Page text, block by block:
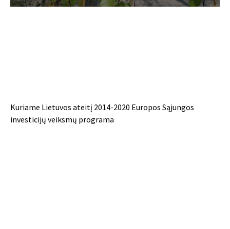
Kuriame Lietuvos ateitį 2014-2020 Europos Sąjungos
investicijų veiksmų programa